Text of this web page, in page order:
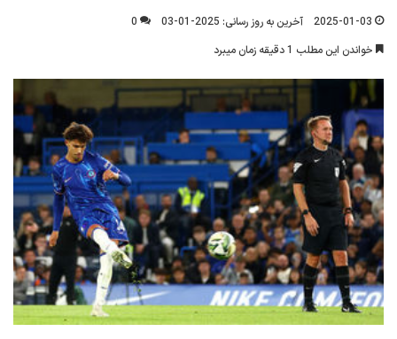
2025-01-03 آخرین به روز رسانی: 2025-01-03
0
خواندن این مطلب 1 دقیقه زمان میبرد